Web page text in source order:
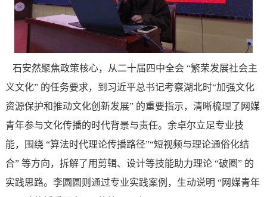
石安然聚焦政策核心，从二十届四中全会 “繁荣发展社会主
义文化” 的任务要求，到习近平总书记考察湖北时“加强文化
资源保护和推动文化创新发展” 的重要指示，清晰梳理了网媒
青年参与文化传播的时代背景与责任。余卓尔立足专业技
能，围绕 “算法时代理论传播路径”“短视频与理论通俗化结
合” 等方向，拆解了用剪辑、设计等技能助力理论 “破圈” 的
实践思路。李圆圆则通过专业实践案例，生动说明 “网媒青年